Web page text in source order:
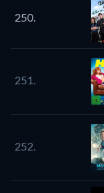
250.
251.
252.